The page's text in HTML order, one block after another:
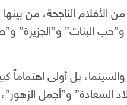
الناجحة، من بينها
البنات” و”الجزيرة”
بل أولى اهتماماً
و”أجمل